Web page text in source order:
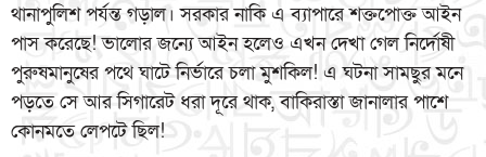
থানাপুলিশ পর্যন্ত গড়াল। সরকার নাকি এ ব্যাপারে শক্তপোক্ত আইন
পাস করেছে! ভালোর জন্যে আইন হলেও এখন দেখা গেল নির্দোষী
পুরুষমানুষের পথে ঘাটে নির্ভারে চলা মুশকিল! এ ঘটনা সামছুর মনে
পড়তে সে আর সিগারেট ধরা দূরে থাক, বাকিরাস্তা জানালার পাশে
কোনমতে লেপটে ছিল!